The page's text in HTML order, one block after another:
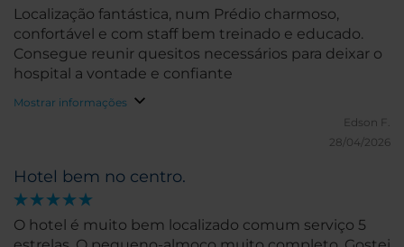
Localização fantástica, num Prédio charmoso,
confortável e com staff bem treinado e educado.
Consegue reunir quesitos necessários para deixar o
hospital a vontade e confiante
Mostrar informações
Edson F.
28/04/2026
Hotel bem no centro.
O hotel é muito bem localizado comum serviço 5